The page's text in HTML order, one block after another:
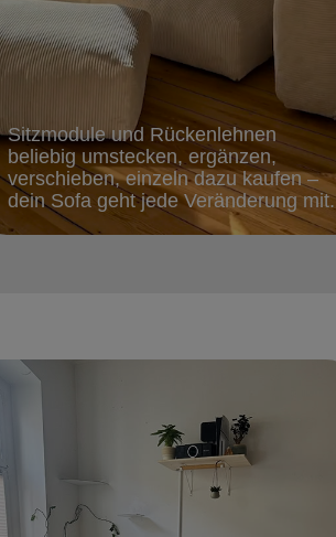
Sitzmodule und Rückenlehnen
beliebig umstecken, ergänzen,
verschieben, einzeln dazu kaufen –
dein Sofa geht jede Veränderung mit.